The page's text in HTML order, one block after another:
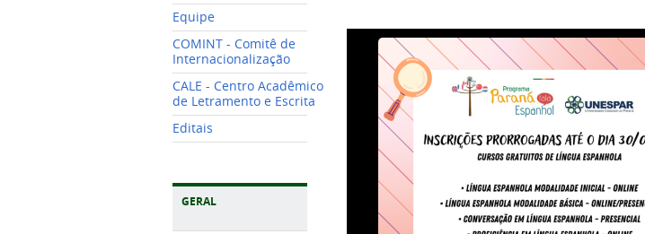
Equipe
COMINT - Comitê de
Internacionalização
CALE - Centro Acadêmico
de Letramento e Escrita
Editais
GERAL